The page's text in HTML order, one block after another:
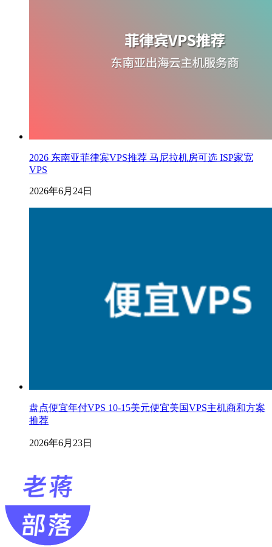
2026 东南亚菲律宾VPS推荐 马尼拉机房可选 ISP家宽
VPS
2026年6月24日
盘点便宜年付VPS 10-15美元便宜美国VPS主机商和方案
推荐
2026年6月23日